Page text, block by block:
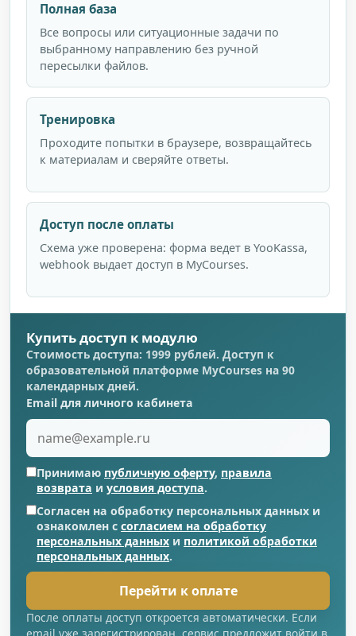
Полная база
Все вопросы или ситуационные задачи по
выбранному направлению без ручной
пересылки файлов.
Тренировка
Проходите попытки в браузере, возвращайтесь
к материалам и сверяйте ответы.
Доступ после оплаты
Схема уже проверена: форма ведет в YooKassa,
webhook выдает доступ в MyCourses.
Купить доступ к модулю
Стоимость доступа: 1999 рублей. Доступ к
образовательной платформе MyCourses на 90
календарных дней.
Email для личного кабинета
Принимаю публичную оферту, правила
возврата и условия доступа.
Согласен на обработку персональных данных и
ознакомлен с согласием на обработку
персональных данных и политикой обработки
персональных данных.
Перейти к оплате
После оплаты доступ откроется автоматически. Если